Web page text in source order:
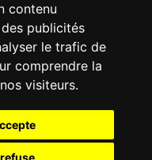
contenu
publicités
le trafic de
comprendre la
visiteurs.
constructive seront